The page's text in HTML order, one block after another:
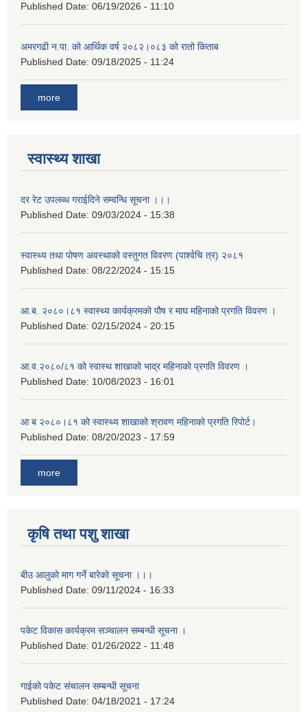
Published Date: 06/19/2026 - 11:10
अमरगढी न.पा. को आर्थिक वर्ष २०८२।०८३ को रातो किताब
Published Date: 09/18/2025 - 11:24
more
स्वास्थ्य शाखा
दर रेट उपलब्ध गराईदिने सम्वन्धि सूचना ।।।
Published Date: 09/03/2024 - 15:38
स्वास्थ्य तथा पोषण अवस्थाको वस्तुगत विवरण (पार्श्वचि त्र) २०८१
Published Date: 08/22/2024 - 15:15
आ.ब. २०८०।८१ स्वास्थ्य कार्यक्रमको पौष र माघ महिनाको प्रगति विवरण ।
Published Date: 02/15/2024 - 20:15
आ.व.२०८०/८१ को स्वास्थ शाखाको भाद्र महिनाको प्रगति विवरण ।
Published Date: 10/08/2023 - 16:01
आ ब २०८०।८१ को स्वास्थ्य शाखाको श्रावण महिनाको प्रगति रिपोर्ट।
Published Date: 08/20/2023 - 17:59
more
कृषि तथा पशु शाखा
बीउ आलुको माग गर्ने बारेको सूचना ।।।
Published Date: 09/11/2024 - 16:33
पकेट विकास कार्यक्रम सञ्चालन सम्बन्धी सूचना ।
Published Date: 01/26/2022 - 11:48
गाईको पकेट संचालन सम्बन्धी सूचना
Published Date: 04/18/2021 - 17:24